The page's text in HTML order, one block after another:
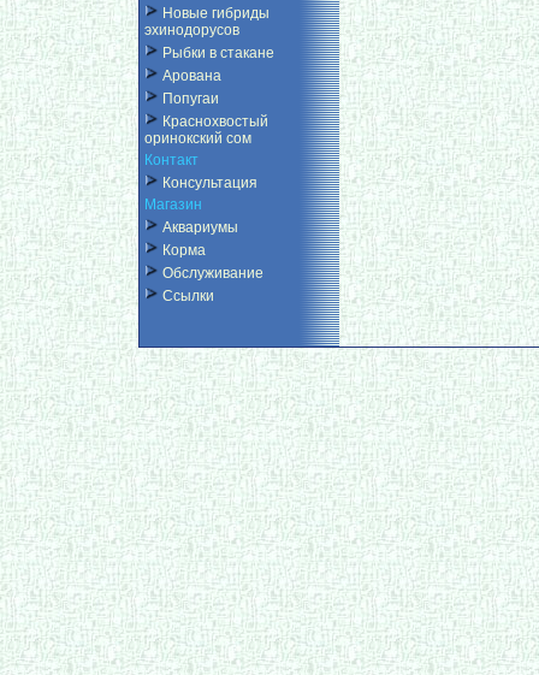
Новые гибриды
эхинодорусов
Рыбки в стакане
Арована
Попугаи
Краснохвостый
оринокский сом
Контакт
Консультация
Магазин
Аквариумы
Корма
Обслуживание
Ссылки